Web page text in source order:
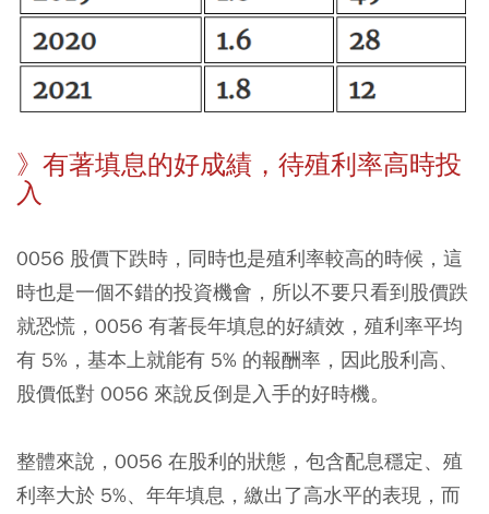
》有著填息的好成績，待殖利率高時投
入
0056 股價下跌時，同時也是殖利率較高的時候，這
時也是一個不錯的投資機會，所以不要只看到股價跌
就恐慌，0056 有著長年填息的好績效，殖利率平均
有 5%，基本上就能有 5% 的報酬率，因此股利高、
股價低對 0056 來說反倒是入手的好時機。
整體來說，0056 在股利的狀態，包含配息穩定、殖
利率大於 5%、年年填息，繳出了高水平的表現，而